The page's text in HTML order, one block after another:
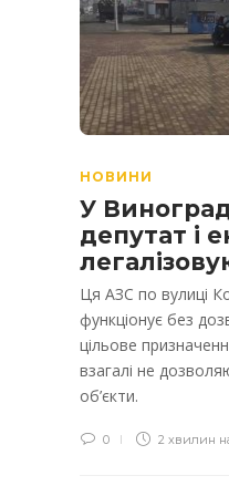
НОВИНИ
У
депутат і
Ця АЗС по вулиці
функціонує без
цільове
взагалі не
об’єкти.
0 2 хвилин